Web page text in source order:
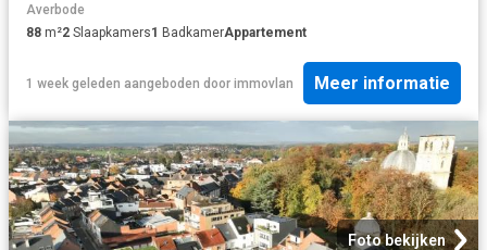
Averbode
88 m²2 Slaapkamers1 BadkamerAppartement
1 week geleden aangeboden door immovlan Meer informatie
Foto bekijken